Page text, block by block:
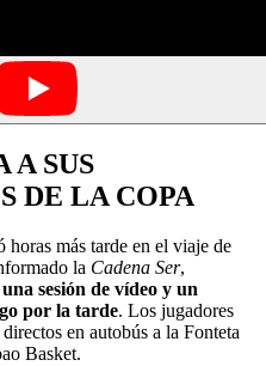
A SUS
DE LA COPA
más tarde en el viaje de
la Cadena Ser,
sesión de vídeo y un
por la tarde. Los jugadores
en autobús a la Fonteta
Basket.